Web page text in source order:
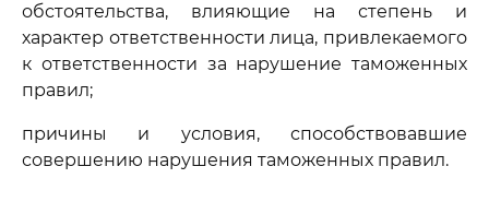
обстоятельства, влияющие на степень и
характер ответственности лица, привлекаемого
к ответственности за нарушение таможенных
правил;
причины и условия, способствовавшие
совершению нарушения таможенных правил.